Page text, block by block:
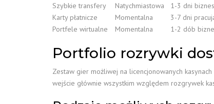
Szybkie transfery
Natychmiastowa 1-3 dni
Karty płatnicze
Momentalna 3-7 dni
Portfele wirtualne
Momentalna 1-2 dób
Portfolio rozrywki
Zestaw gier możliwej na licencjonowanych
wejście głównie wszystkim względem rozgrywek